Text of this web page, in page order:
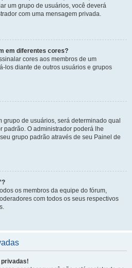
um grupo de usuários, você deverá
com uma mensagem privada.
em diferentes cores?
cores aos membros de um
los diante de outros usuários e grupos
grupo de usuários, será determinado qual
padrão. O administrador poderá lhe
grupo padrão através de seu Painel de
os membros da equipe do fórum,
com todos os seus respectivos
privadas!